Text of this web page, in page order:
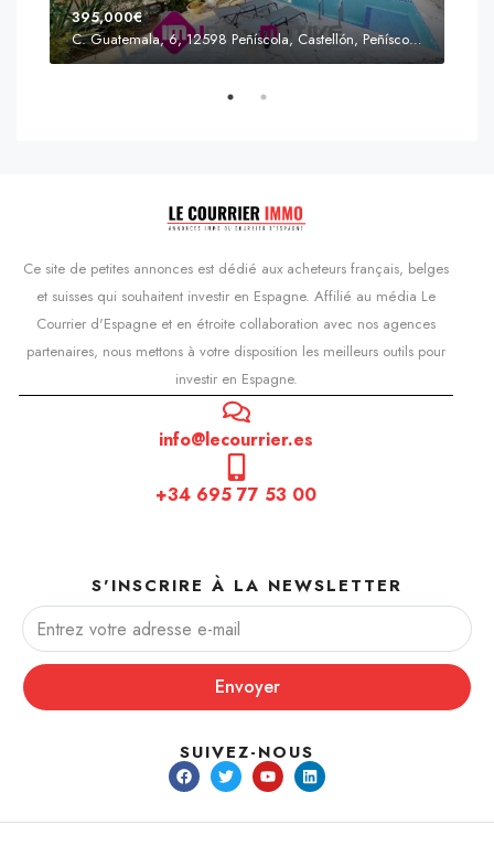
395,000€
C. Guatemala, 6, 12598 Peñíscola, Castellón, Peñíscola, Communauté valencienne
Ce site de petites annonces est dédié aux acheteurs français, belges
et suisses qui souhaitent investir en Espagne. Affilié au média Le
Courrier d'Espagne et en étroite collaboration avec nos agences
partenaires, nous mettons à votre disposition les meilleurs outils pour
investir en Espagne.
info@lecourrier.es
+34 695 77 53 00
S'INSCRIRE À LA NEWSLETTER
Envoyer
SUIVEZ-NOUS